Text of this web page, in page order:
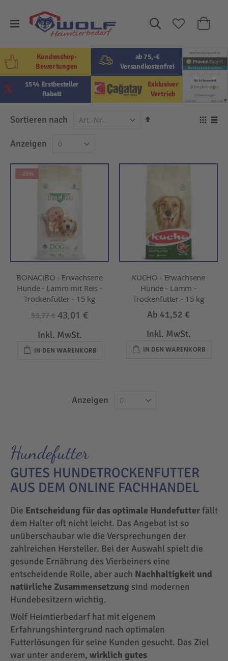
Suche
Mein
ab 75,-€
Versandkostenfrei
Exklusiver
Vertrieb
15% Erstbesteller
Rabatt
Kundenshop-
Bewertungen
Sortieren nach
In
Anzeigen
-20%
BONACIBO - Erwachsene
Hunde - Lamm mit Reis -
Trockenfutter - 15 kg
53,77 € 43,01 €
Inkl. MwSt.
IN DEN WARENKORB
KUCHO - Erwachsene
Hunde - Lamm -
Trockenfutter - 15 kg
Ab 41,52 €
Inkl. MwSt.
IN DEN WARENKORB
Anzeigen
Hundefutter
GUTES HUNDETROCKENFUTTER
AUS DEM ONLINE FACHHANDEL
Die Entscheidung für das optimale Hundefutterfällt
dem Halter oft nicht leicht. Das Angebot ist so
unüberschaubar wie die Versprechungen der
zahlreichen Hersteller. Bei der Auswahl spielt die
gesunde Ernährung des Vierbeiners eine
entscheidende Rolle, aber auch Nachhaltigkeit und
natürliche Zusammensetzung sind modernen
Hundebesitzern wichtig.
Wolf Heimtierbedarf hat mit eigenem
Erfahrungshintergrund nach optimalen
Futterlösungen für seine Kunden gesucht. Das Ziel
war unter anderem, wirklich gutes